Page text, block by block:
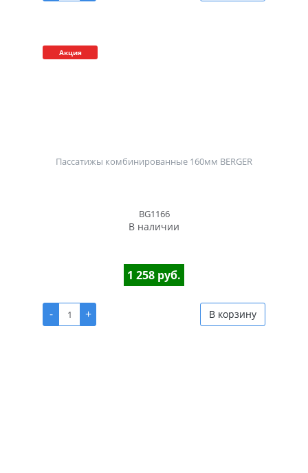
Акция
Пассатижы комбинированные 160мм BERGER
BG1166
В наличии
1 258 руб.
- + В корзину